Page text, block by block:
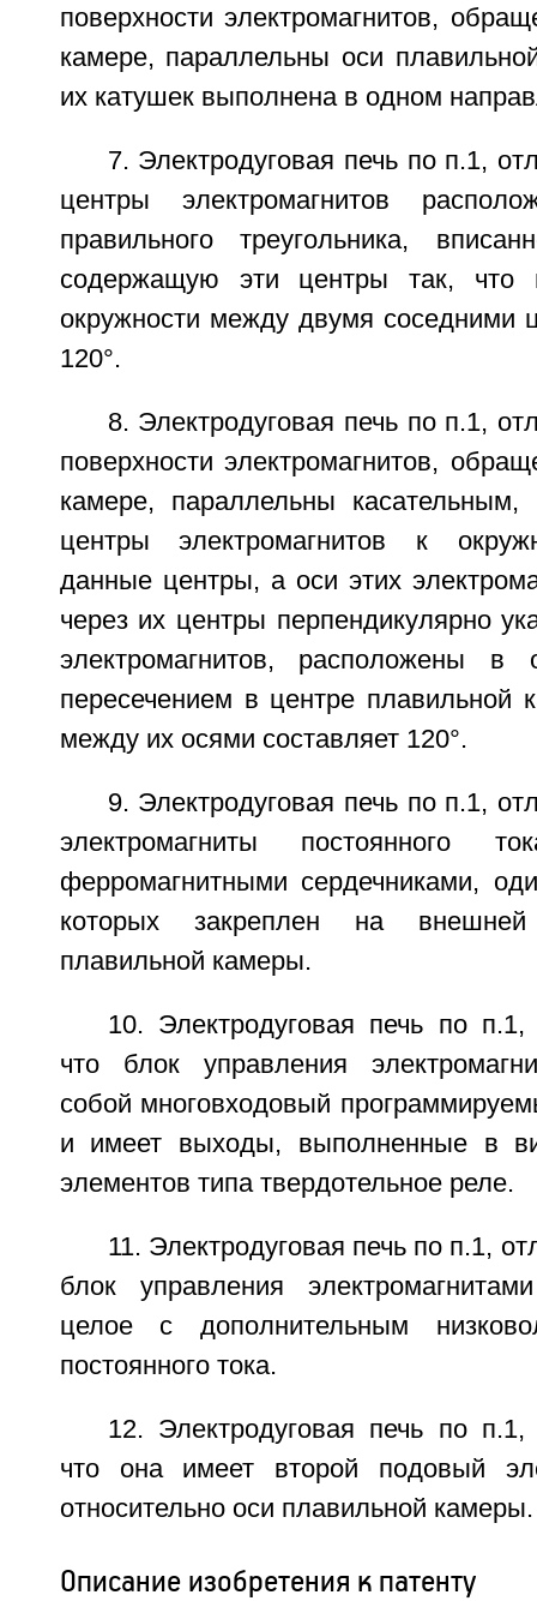
поверхности электромагнитов,
камере, параллельны оси
их катушек выполнена в одном
7. Электродуговая печь по п.1,
центры электромагнитов
правильного треугольника,
содержащую эти центры так, что
окружности между двумя соседними
120°.
8. Электродуговая печь по п.1,
поверхности электромагнитов,
камере, параллельны касательным,
центры электромагнитов к
данные центры, а оси этих
через их центры перпендикулярно
электромагнитов, расположены в
пересечением в центре плавильной
между их осями составляет 120°.
9. Электродуговая печь по п.1,
электромагниты постоянного
ферромагнитными сердечниками,
которых закреплен на внешней
плавильной камеры.
10. Электродуговая печь по
что блок управления
собой многовходовый
и имеет выходы, выполненные в
элементов типа твердотельное реле.
11. Электродуговая печь по п.1,
блок управления
целое с дополнительным
постоянного тока.
12. Электродуговая печь по
что она имеет второй подовый
относительно оси плавильной камеры.
Описание изобретения к патенту